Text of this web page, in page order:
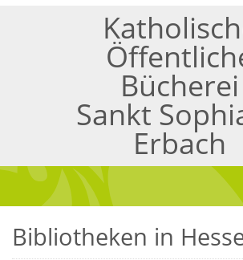
Bücherei
Sankt
Erbach
Bibliotheken in